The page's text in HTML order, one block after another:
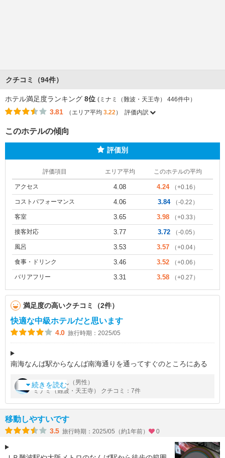
クチコミ（94件）
ホテル満足度ランキング 8位 (ミナミ（難波・天王寺） 446件中）
3.81 （エリア平均 3.22） 評価内訳
このホテルの傾向
評価別
評価項目 エリア平均 このホテルの平均
アクセス 4.08 4.24 （+0.16）
コストパフォーマンス 4.06 3.84 （-0.22）
客室 3.65 3.98 （+0.33）
接客対応 3.77 3.72 （-0.05）
風呂 3.53 3.57 （+0.04）
食事・ドリンク 3.46 3.52 （+0.06）
バリアフリー 3.31 3.58 （+0.27）
満足度の高いクチコミ（2件）
快適な中級ホテルだと思います
4.0 旅行時期：2025/05
南海なんば駅からなんば南海通りを通ってすぐのところにある
隣にはローソン、反対側には有名なカフェや軽食の場所が
あってたいへん便利なロケーションです。
続きを読む
byMolly さん（男性）
ミナミ（難波・天王寺） クチコミ：7件
移動しやすいです
3.5 旅行時期：2025/05（約1年前） 0